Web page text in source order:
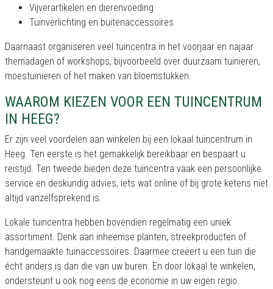
Vijverartikelen en dierenvoeding
Tuinverlichting en buitenaccessoires
Daarnaast organiseren veel tuincentra in het voorjaar en najaar
themadagen of workshops, bijvoorbeeld over duurzaam tuinieren,
moestuinieren of het maken van bloemstukken.
WAAROM KIEZEN VOOR EEN TUINCENTRUM
IN HEEG?
Er zijn veel voordelen aan winkelen bij een lokaal tuincentrum in
Heeg. Ten eerste is het gemakkelijk bereikbaar en bespaart u
reistijd. Ten tweede bieden deze tuincentra vaak een persoonlijke
service en deskundig advies, iets wat online of bij grote ketens niet
altijd vanzelfsprekend is.
Lokale tuincentra hebben bovendien regelmatig een uniek
assortiment. Denk aan inheemse planten, streekproducten of
handgemaakte tuinaccessoires. Daarmee creëert u een tuin die
écht anders is dan die van uw buren. En door lokaal te winkelen,
ondersteunt u ook nog eens de economie in uw eigen regio.